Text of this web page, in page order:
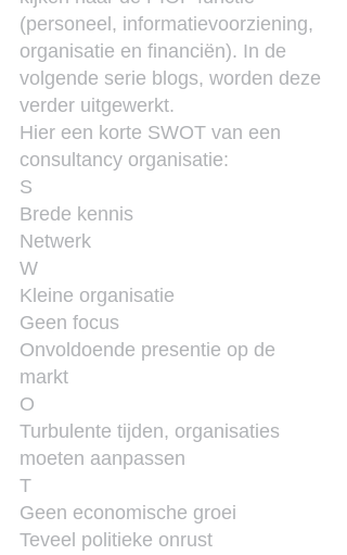
(personeel, informatievoorziening,
organisatie en financiën). In de
volgende serie blogs, worden deze
verder uitgewerkt.
Hier een korte SWOT van een
consultancy organisatie:
S
Brede kennis
Netwerk
W
Kleine organisatie
Geen focus
Onvoldoende presentie op de
markt
O
Turbulente tijden, organisaties
moeten aanpassen
T
Geen economische groei
Teveel politieke onrust